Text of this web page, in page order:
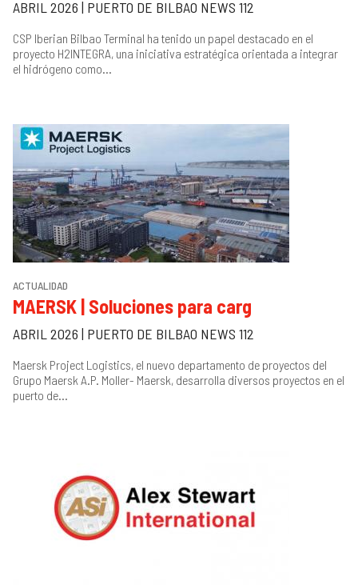
ABRIL 2026 | PUERTO DE BILBAO NEWS 112
CSP Iberian Bilbao Terminal ha tenido un papel destacado en el
proyecto H2INTEGRA, una iniciativa estratégica orientada a integrar
el hidrógeno como...
ACTUALIDAD
MAERSK | Soluciones para carg
ABRIL 2026 | PUERTO DE BILBAO NEWS 112
Maersk Project Logistics, el nuevo departamento de proyectos del
Grupo Maersk A.P. Moller- Maersk, desarrolla diversos proyectos en el
puerto de...